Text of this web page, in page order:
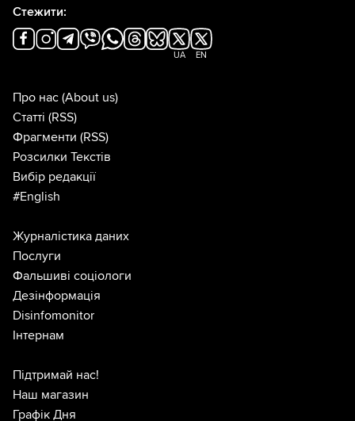
Стежити:
UA EN
Про нас (About us)
Статті (RSS)
Фрагменти (RSS)
Розсилки Текстів
Вибір редакції
#English
Журналістика даних
Послуги
Фальшиві соціологи
Дезінформація
Disinfomonitor
Інтернам
Підтримай нас!
Наш магазин
Графік Дня